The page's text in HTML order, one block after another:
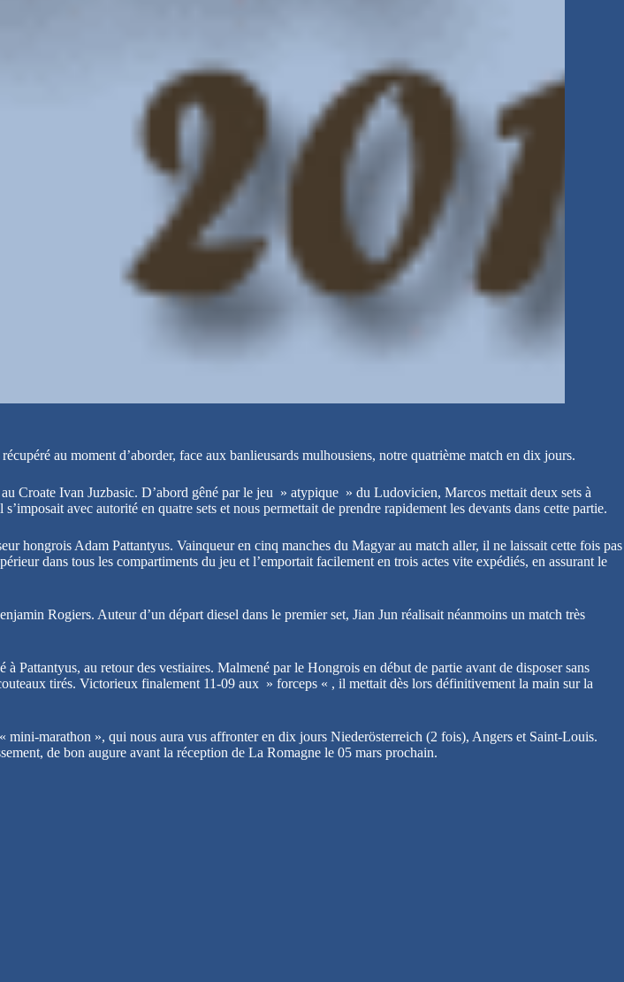
au moment d’aborder, face aux banlieusards mulhousiens, notre quatrième match en dix jours.
Croate Ivan Juzbasic. D’abord gêné par le jeu » atypique » du Ludovicien, Marcos mettait deux sets à
avec autorité en quatre sets et nous permettait de prendre rapidement les devants dans cette partie.
hongrois Adam Pattantyus. Vainqueur en cinq manches du Magyar au match aller, il ne laissait cette fois pas
dans tous les compartiments du jeu et l’emportait facilement en trois actes vite expédiés, en assurant le
Rogiers. Auteur d’un départ diesel dans le premier set, Jian Jun réalisait néanmoins un match très
au retour des vestiaires. Malmené par le Hongrois en début de partie avant de disposer sans
tirés. Victorieux finalement 11-09 aux » forceps « , il mettait dès lors définitivement la main sur la
mini-marathon », qui nous aura vus affronter en dix jours Niederösterreich (2 fois), Angers et Saint-Louis.
de bon augure avant la réception de La Romagne le 05 mars prochain.